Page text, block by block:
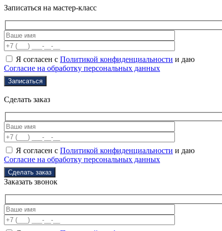
Записаться на мастер-класс
Я согласен с Политикой конфиденциальности и даю
Согласие на обработку персональных данных
Сделать заказ
Я согласен с Политикой конфиденциальности и даю
Согласие на обработку персональных данных
Заказать звонок